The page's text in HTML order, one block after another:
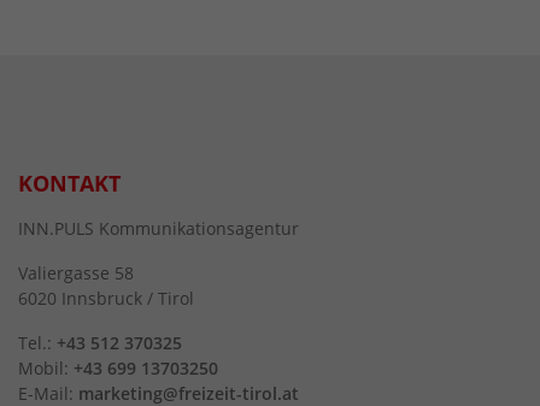
KONTAKT
INN.PULS Kommunikationsagentur
Valiergasse 58
6020 Innsbruck / Tirol
Tel.: +43 512 370325
Mobil: +43 699 13703250
E-Mail: marketing@freizeit-tirol.at